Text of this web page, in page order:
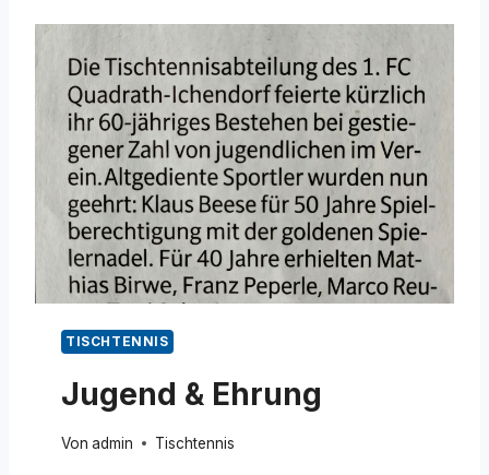
H
E
T
R
A
D
I
T
I
O
N
TISCHTENNIS
Jugend & Ehrung
Von admin Tischtennis